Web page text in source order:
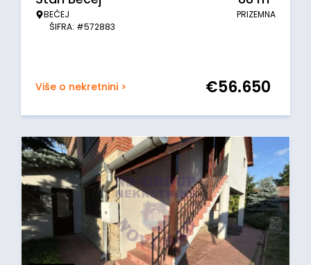
BEČEJ
ŠIFRA: #572883
PRIZEMNA
Više o nekretnini > €56.650